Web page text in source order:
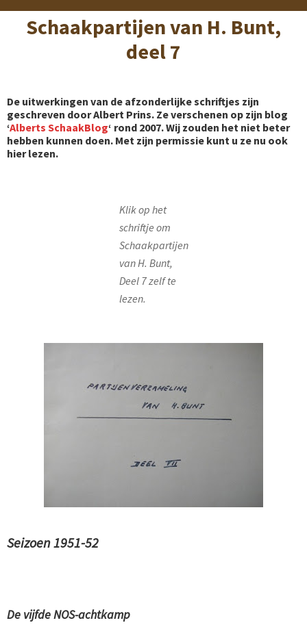
Schaakpartijen van H. Bunt,
deel 7
De uitwerkingen van de afzonderlijke schriftjes zijn
geschreven door Albert Prins. Ze verschenen op zijn blog
‘Alberts SchaakBlog‘ rond 2007. Wij zouden het niet beter
hebben kunnen doen. Met zijn permissie kunt u ze nu ook
hier lezen.
Klik op het
schriftje om
Schaakpartijen
van H. Bunt,
Deel 7 zelf te
lezen.
Seizoen 1951-52
De vijfde NOS-achtkamp